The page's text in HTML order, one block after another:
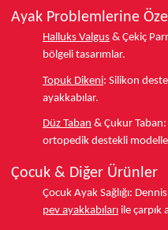
Ayak Problemlerine
Halluks Valgus & Çekiç
bölgeli tasarımlar.
Topuk Dikeni: Silikon
ayakkabılar.
Düz Taban & Çukur Taban:
ortopedik destekli
Çocuk & Diğer Ürünler
Çocuk Ayak Sağlığı:
pev ayakkabıları ile çarpık